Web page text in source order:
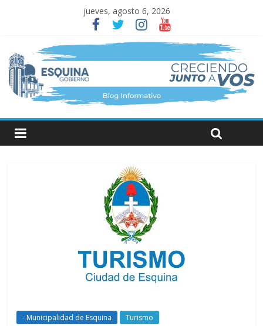
jueves, agosto 6, 2026
- Municipalidad de Esquina Turismo